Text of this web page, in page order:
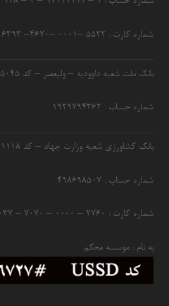
شماره کارت : ۵۵۲۲ –۰۰۰۱ –۴۶۷۰– ۶۳۹۳
بانک ملت شعبه داوودیه – ولیعصر – کد ۶۵۰۴۵
شماره حساب : ۱۹۲۹۷۹۴۳۶۲
بانک کشاورزی شعبه وزارت جهاد – کد 1118
شماره حساب : ۴۹۸۶۹۸۵۰۷
شماره کارت : ۲۷۶۰ – ۰۰۰۰ – ۷۰۷۰ – ۶۰۳۷
به نام : موسسه محکم